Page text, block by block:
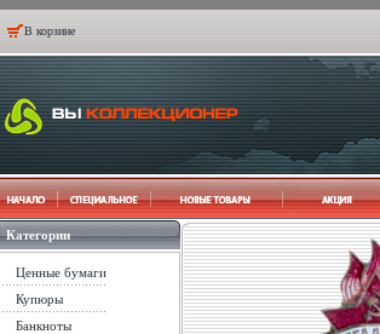
В корзине
Категории
Ценные бумаги
Купюры
Банкноты